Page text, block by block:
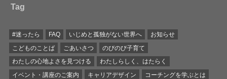
Tag
#迷ったら FAQ いじめと孤独がない世界へ
お知らせ
こどものことば
ごあいさつ
のびのび子育て
わたしの心地よさを見つける
わたしらしく、はたらく
イベント・講座のご案内
キャリアデザイン
コーチングを学ぶとは